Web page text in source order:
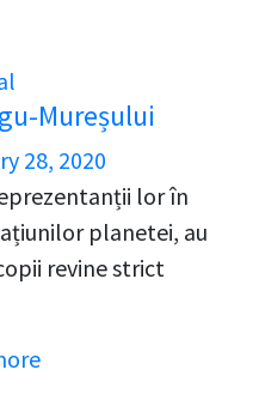
Mureșului
28, 2020
lor în
planetei, au
revine strict